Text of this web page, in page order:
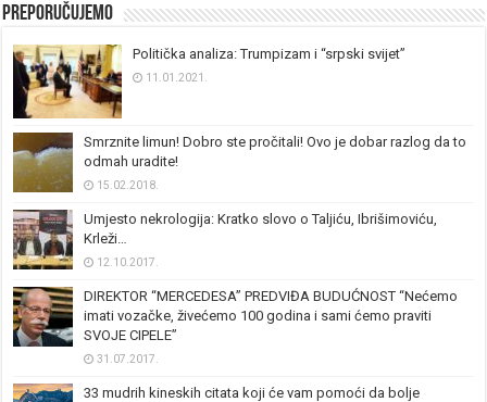
Preporučujemo
Politička analiza: Trumpizam i “srpski svijet”
11.01.2021.
Smrznite limun! Dobro ste pročitali! Ovo je dobar razlog da to
odmah uradite!
15.02.2018.
Umjesto nekrologija: Kratko slovo o Taljiću, Ibrišimoviću,
Krleži…
12.10.2017.
DIREKTOR “MERCEDESA” PREDVIĐA BUDUĆNOST “Nećemo
imati vozačke, živećemo 100 godina i sami ćemo praviti
SVOJE CIPELE”
31.07.2017.
33 mudrih kineskih citata koji će vam pomoći da bolje